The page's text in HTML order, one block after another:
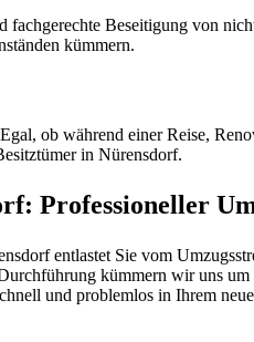
fachgerechte Beseitigung von
kümmern.
ob während einer Reise,
in Nürensdorf.
Professioneller
entlastet Sie vom
kümmern wir uns
und problemlos in Ihrem